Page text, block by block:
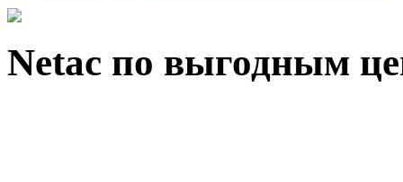
Netac по выгодным